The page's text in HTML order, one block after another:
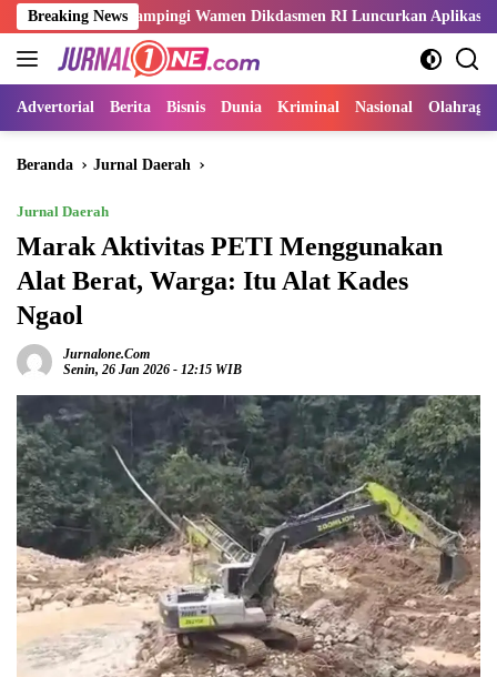
Langsung
ke
konten
Breaking News
Dampingi Wamen Dikdasmen RI Luncurkan Aplikasi Bungo Pintar
Advertorial Berita Bisnis Dunia Kriminal Nasional Olahraga
Beranda Jurnal Daerah
Jurnal Daerah
Marak Aktivitas PETI Menggunakan
Alat Berat, Warga: Itu Alat Kades
Ngaol
Jurnalone.com
Senin, 26 Jan 2026 - 12:15 WIB